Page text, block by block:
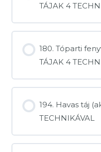
TÁJAK 4
180. Tóparti
TÁJAK 4
194. Havas táj
TECHNIKÁVAL